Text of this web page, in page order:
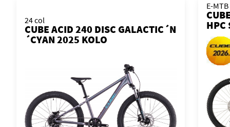
24 col
CUBE ACID 240 DISC GALACTIC´N
´CYAN 2025 KOLO
E-
HPC